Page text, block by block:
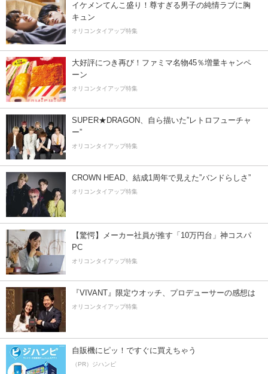
イケメンてんこ盛り！尊すぎる男子の純情ラブに胸
キュン
オリコンタイアップ特集
大好評につき再び！ファミマ名物45％増量キャンペ
ーン
オリコンタイアップ特集
SUPER★DRAGON、自ら描いた”レトロフューチャ
ー”
オリコンタイアップ特集
CROWN HEAD、結成1周年で見えた”バンドらしさ”
オリコンタイアップ特集
【驚愕】メーカー社員が推す「10万円台」神コスパ
PC
オリコンタイアップ特集
『VIVANT』限定ウオッチ、プロデューサーの感想は
オリコンタイアップ特集
自販機にピッ！ですぐに買えちゃう
（PR）ジハンピ